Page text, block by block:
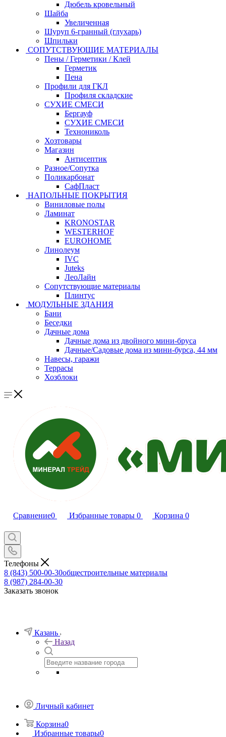
Дюбель кровельный
Шайба
Увеличенная
Шуруп 6-гранный (глухарь)
Шпильки
СОПУТСТВУЮЩИЕ МАТЕРИАЛЫ
Пены / Герметики / Клей
Герметик
Пена
Профили для ГКЛ
Профиля складские
СУХИЕ СМЕСИ
Бергауф
СУХИЕ СМЕСИ
Технониколь
Хозтовары
Магазин
Антисептик
Разное/Сопутка
Поликарбонат
СафПласт
НАПОЛЬНЫЕ ПОКРЫТИЯ
Виниловые полы
Ламинат
KRONOSTAR
WESTERHOF
EUROHOME
Линолеум
IVC
Juteks
ЛеоЛайн
Сопутствующие материалы
Плинтус
МОДУЛЬНЫЕ ЗДАНИЯ
Бани
Беседки
Дачные дома
Дачные дома из двойного мини-бруса
Дачные/Садовые дома из мини-бурса, 44 мм
Навесы, гаражи
Террасы
Хозблоки
Сравнение0 Избранные товары 0 Корзина 0
Телефоны
8 (843) 500-00-30общестроительные материалы
8 (987) 284-00-30
Заказать звонок
Казань
Назад
Личный кабинет
Корзина0
Избранные товары0